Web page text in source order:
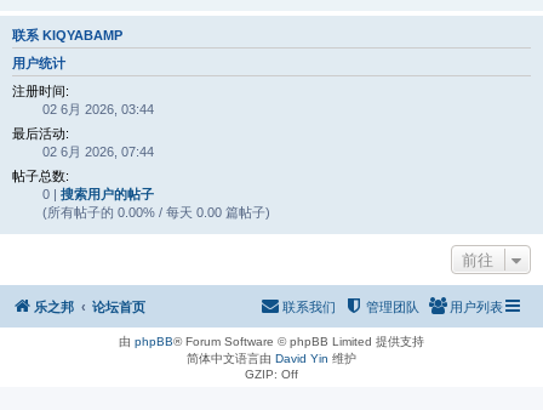
联系 KIQYABAMP
用户统计
注册时间:
02 6月 2026, 03:44
最后活动:
02 6月 2026, 07:44
帖子总数:
0 | 搜索用户的帖子
(所有帖子的 0.00% / 每天 0.00 篇帖子)
前往
乐之邦 论坛首页 用户列表
管理团队
联系我们
由 phpBB® Forum Software © phpBB Limited 提供支持
简体中文语言由 David Yin 维护
GZIP: Off